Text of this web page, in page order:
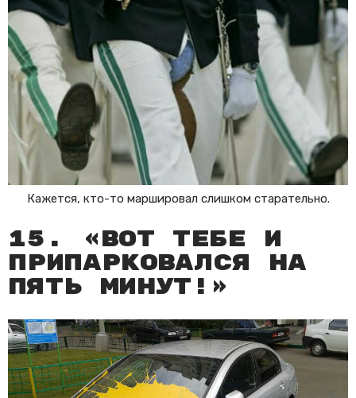
Кажется, кто-то маршировал слишком старательно.
15. «Вот тебе и
припарковался на
пять минут!»